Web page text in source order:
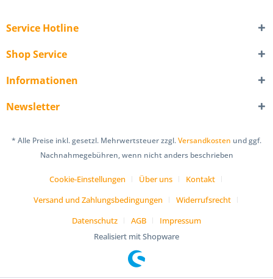
Service Hotline
Shop Service
Informationen
Newsletter
* Alle Preise inkl. gesetzl. Mehrwertsteuer zzgl.Versandkosten und ggf.
Nachnahmegebühren, wenn nicht anders beschrieben
Cookie-Einstellungen Über uns
Kontakt
Versand und Zahlungsbedingungen
Widerrufsrecht
Datenschutz
AGB
Impressum
Realisiert mit Shopware